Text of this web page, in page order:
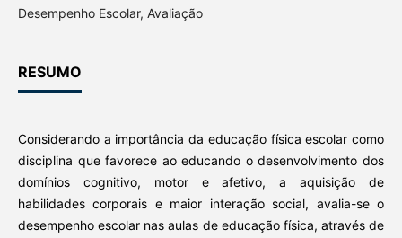
Desempenho Escolar, Avaliação
RESUMO
Considerando a importância da educação física escolar como
disciplina que favorece ao educando o desenvolvimento dos
domínios cognitivo, motor e afetivo, a aquisição de
habilidades corporais e maior interação social, avalia-se o
desempenho escolar nas aulas de educação física, através de